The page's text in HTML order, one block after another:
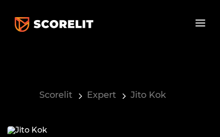
Scorelit Expert Jito Kok